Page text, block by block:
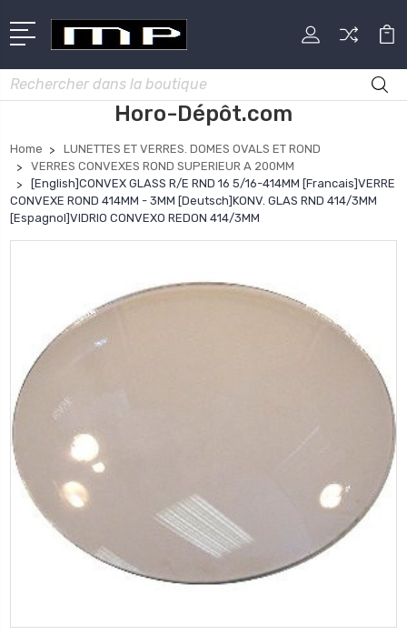
Rechercher
Horo-Dépôt.com
Home
LUNETTES ET VERRES. DOMES OVALS ET ROND
VERRES CONVEXES ROND SUPERIEUR A 200MM
[English]CONVEX GLASS R/E RND 16 5/16-414MM [Francais]VERRE
CONVEXE ROND 414MM - 3MM [Deutsch]KONV. GLAS RND 414/3MM
[Espagnol]VIDRIO CONVEXO REDON 414/3MM